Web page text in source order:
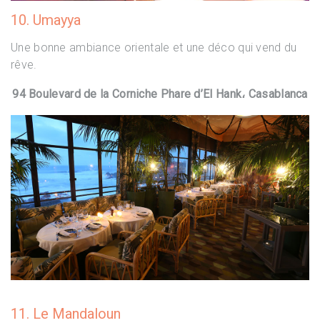
10. Umayya
Une bonne ambiance orientale et une déco qui vend du
rêve.
94 Boulevard de la Corniche Phare d’El Hank، Casablanca
11. Le Mandaloun